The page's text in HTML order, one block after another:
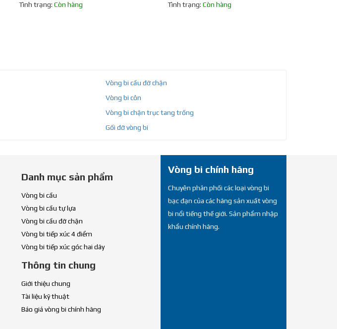
Tình trạng: Còn hàng
Tình trạng: Còn hàng
Vòng bi cầu đỡ chặn
Vòng bi côn
Vòng bi chặn trục tang trống
Gối đỡ vòng bi
Danh mục sản phẩm
Vòng bi cầu
Vòng bi cầu tự lựa
Vòng bi cầu đỡ chặn
Vòng bi tiếp xúc 4 điểm
Vòng bi tiếp xúc góc hai dãy
Thông tin chung
Giới thiệu chung
Tài liệu kỹ thuật
Báo giá vòng bi chính hãng
Vòng bi chính hãng
Chuyên phân phối các loại vòng bi
bạc đạn của các hãng sản xuất vòng
bi nổi tiếng thế giới. Sản phẩm nhập
khẩu chính hãng.